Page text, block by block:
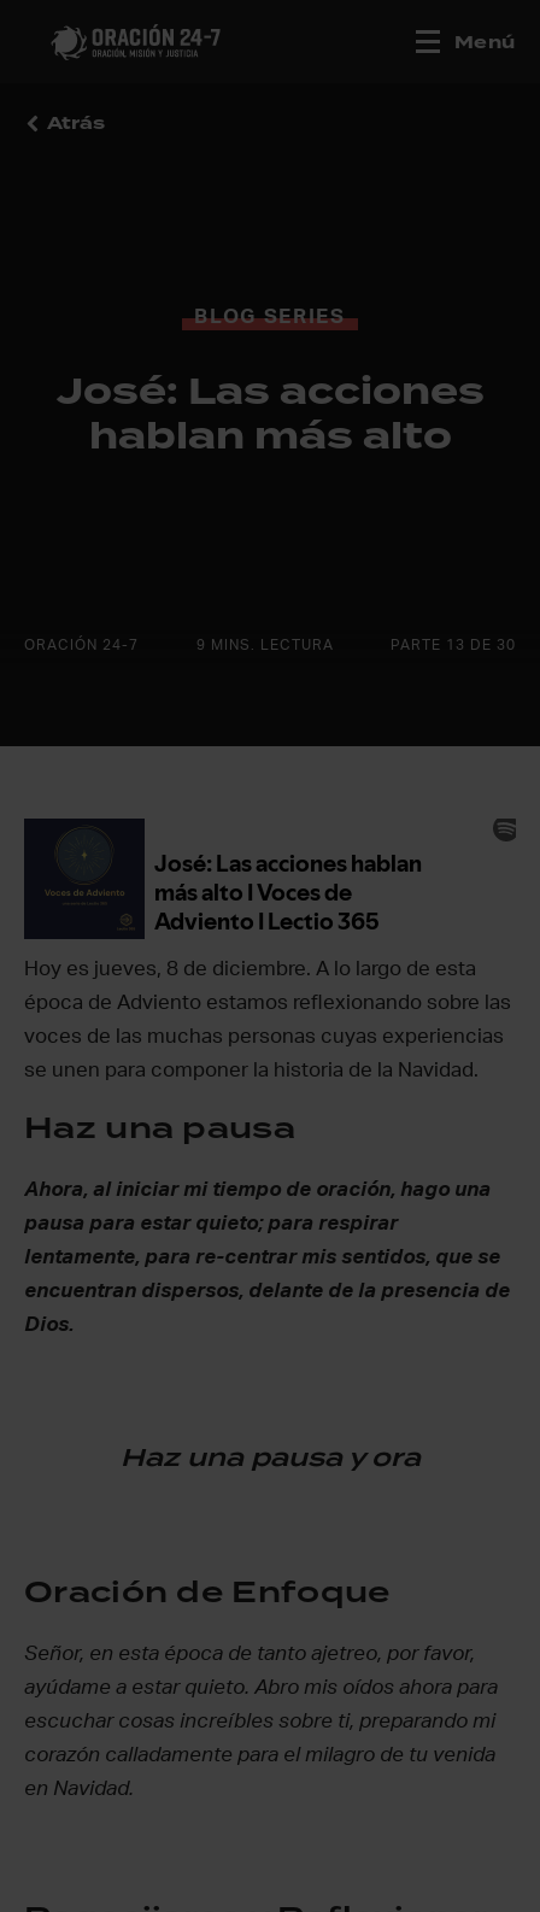
Menú
Atrás
BLOG SERIES
José: Las acciones
hablan más alto
ORACIÓN 24-7 9 MINS. LECTURA PARTE 13 DE 30
Hoy es jueves, 8 de diciembre. A lo largo de esta
época de Adviento estamos reflexionando sobre las
voces de las muchas personas cuyas experiencias
se unen para componer la historia de la Navidad.
Haz una pausa
Ahora, al iniciar mi tiempo de oración, hago una
pausa para estar quieto; para respirar
lentamente, para re-centrar mis sentidos, que se
encuentran dispersos, delante de la presencia de
Dios.
Haz una pausa y ora
Oración de Enfoque
Señor, en esta época de tanto ajetreo, por favor,
ayúdame a estar quieto. Abro mis oídos ahora para
escuchar cosas increíbles sobre ti, preparando mi
corazón calladamente para el milagro de tu venida
en Navidad.